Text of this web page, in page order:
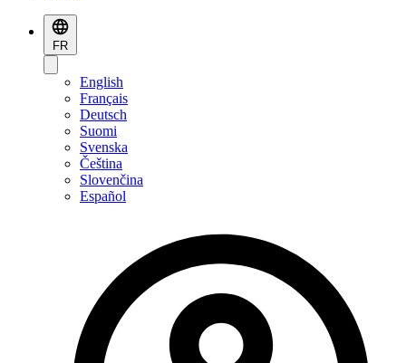
FR
English
Français
Deutsch
Suomi
Svenska
Čeština
Slovenčina
Español